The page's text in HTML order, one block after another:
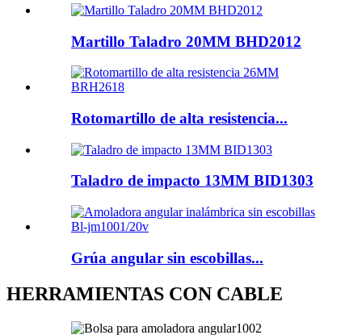
Martillo Taladro 20MM BHD2012
Rotomartillo de alta resistencia...
Taladro de impacto 13MM BID1303
Grúa angular sin escobillas...
HERRAMIENTAS CON CABLE